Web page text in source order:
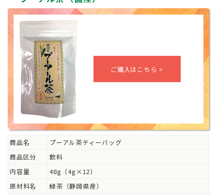
商品名
プーアル茶ティーバッグ
商品区分
飲料
内容量
48g（4g×12）
原材料名
緑茶（静岡県産）